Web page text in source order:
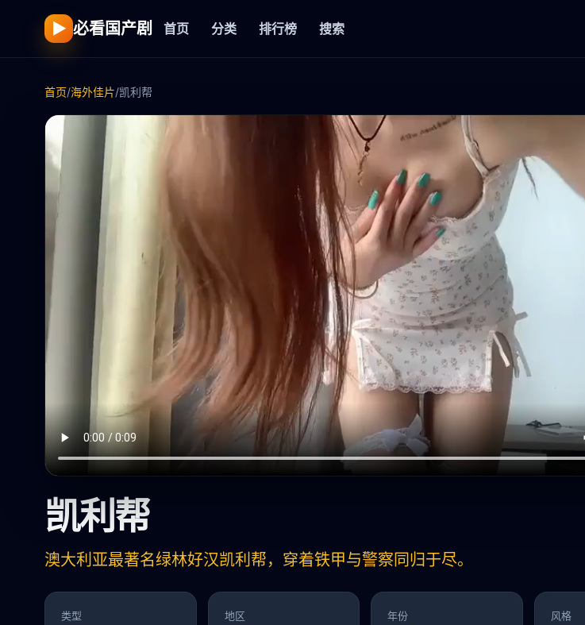
▶ 必看国产剧 首页 分类 排行榜 搜索
首页/海外佳片/凯利帮
凯利帮
澳大利亚最著名绿林好汉凯利帮，穿着铁甲与警察同归于尽。
类型 地区 年份 风格